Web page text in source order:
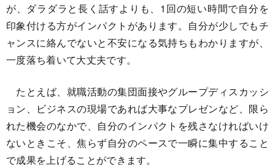
が、ダラダラと長く話すよりも、1回の短い時間で自分を
印象付ける方がインパクトがあります。自分が少しでもチ
ャンスに絡んでないと不安になる気持ちもわかりますが、
一度落ち着いて大丈夫です。
たとえば、就職活動の集団面接やグループディスカッシ
ョン、ビジネスの現場であれば大事なプレゼンなど、限ら
れた機会のなかで、自分のインパクトを残さなければいけ
ないときこそ、焦らず自分のペースで一瞬に集中すること
で成果を上げることができます。